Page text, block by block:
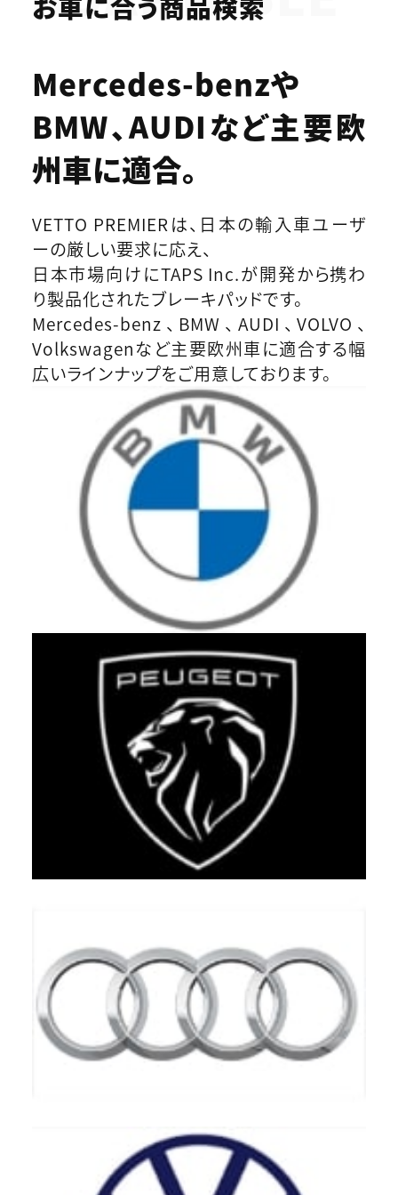
Mercedes-benzや
BMW、AUDIなど主要欧
州車に適合。
VETTO PREMIERは、日本の輸入車ユーザ
ーの厳しい要求に応え、
日本市場向けにTAPS Inc.が開発から携わ
り製品化されたブレーキパッドです。
Mercedes-benz、BMW、AUDI、VOLVO、
Volkswagenなど主要欧州車に適合する幅
広いラインナップをご用意しております。